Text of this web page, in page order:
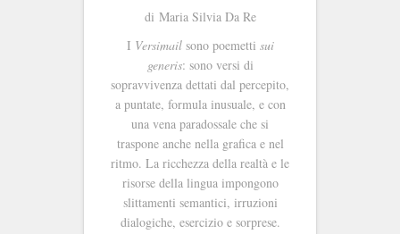
di Maria Silvia Da Re
I Versimailsono poemetti sui
generis: sono versi di
sopravvivenza dettati dal percepito,
a puntate, formula inusuale, e con
una vena paradossale che si
traspone anche nella grafica e nel
ritmo. La ricchezza della realtà e le
risorse della lingua impongono
slittamenti semantici, irruzioni
dialogiche, esercizio e sorprese.